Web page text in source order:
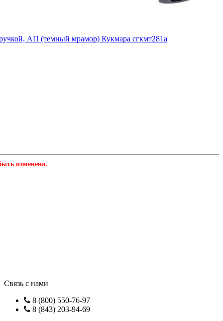
изменена.
Связь с нами
8 (800) 550-76-97
8 (843) 203-94-69